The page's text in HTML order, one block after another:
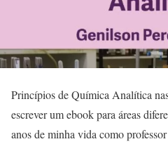
Princípios de Química Analítica
escrever um ebook para áreas
anos de minha vida como